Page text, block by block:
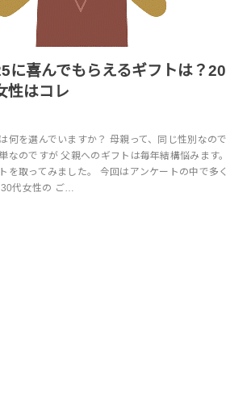
に喜んでもらえるギフトは？20
性はコレ
何を選んでいますか？ 母親って、同じ性別なので
なのですが 父親へのギフトは毎年結構悩みます。
を取ってみました。 今回はアンケートの中で多く
代女性の ご…